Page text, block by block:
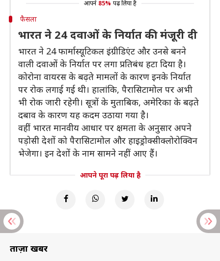
आपने 85% पढ़ लिया है
फैसला
भारत ने 24 दवाओं के निर्यात की मंजूरी दी
भारत ने 24 फार्मास्यूटिकल इंग्रीडिएंट और उनसे बनने
वाली दवाओं के निर्यात पर लगा प्रतिबंध हटा दिया है।
कोरोना वायरस के बढ़ते मामलों के कारण इनके निर्यात
पर रोक लगाई गई थी। हालांकि, पैरासिटामोल पर अभी
भी रोक जारी रहेगी। सूत्रों के मुताबिक, अमेरिका के बढ़ते
दबाव के कारण यह कदम उठाया गया है।
वहीं भारत मानवीय आधार पर क्षमता के अनुसार अपने
पड़ोसी देशों को पैरासिटामोल और हाइड्रोक्सीक्लोरोक्विन
भेजेगा। इन देशों के नाम सामने नहीं आए हैं।
आपने पूरा पढ़ लिया है
ताज़ा खबरें